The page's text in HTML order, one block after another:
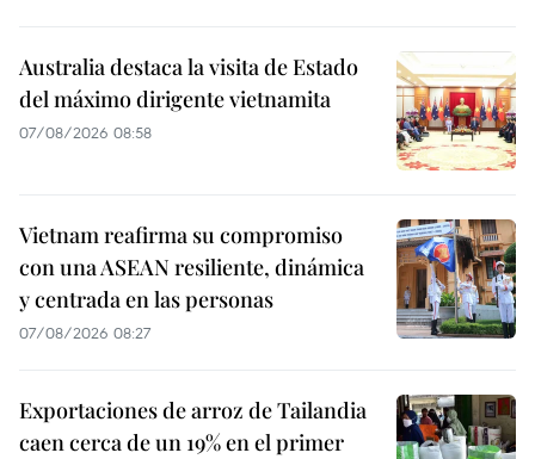
Australia destaca la visita de Estado
del máximo dirigente vietnamita
07/08/2026 08:58
Vietnam reafirma su compromiso
con una ASEAN resiliente, dinámica
y centrada en las personas
07/08/2026 08:27
Exportaciones de arroz de Tailandia
caen cerca de un 19% en el primer